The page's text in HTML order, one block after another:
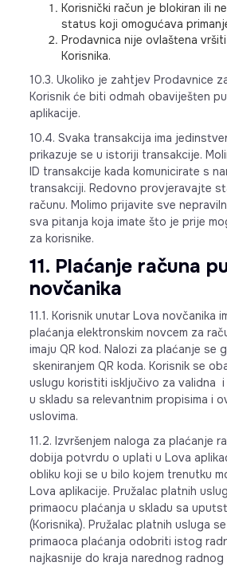
Korisnički račun je blokiran ili
status koji omogućava
Prodavnica nije ovlaštena
Korisnika.
10.3. Ukoliko je zahtjev Prodavnice
Korisnik će biti odmah obaviješten
aplikacije.
10.4. Svaka transakcija ima
prikazuje se u istoriji transakcije.
ID transakcije kada komunicirate s
transakciji. Redovno provjeravajte
računu. Molimo prijavite sve
sva pitanja koja imate što je prije
za korisnike.
11. Plaćanje računa
novčanika
11.1. Korisnik unutar Lova novčanika
plaćanja elektronskim novcem za
imaju QR kod. Nalozi za plaćanje se
skeniranjem QR koda. Korisnik se
uslugu koristiti isključivo za validna
u skladu sa relevantnim propisima i
uslovima.
11.2. Izvršenjem naloga za plaćanje
dobija potvrdu o uplati u Lova
obliku koji se u bilo kojem trenutku
Lova aplikacije. Pružalac platnih
primaocu plaćanja u skladu sa
(Korisnika). Pružalac platnih usluga
primaoca plaćanja odobriti istog
najkasnije do kraja narednog radnog